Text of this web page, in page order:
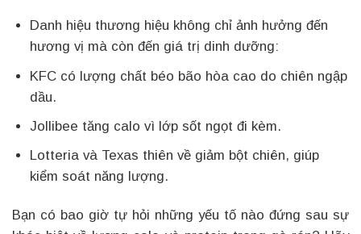
Danh hiệu thương hiệu không chỉ ảnh hưởng đến
hương vị mà còn đến giá trị dinh dưỡng:
KFC có lượng chất béo bão hòa cao do chiên ngập
dầu.
Jollibee tăng calo vì lớp sốt ngọt đi kèm.
Lotteria và Texas thiên về giảm bột chiên, giúp
kiểm soát năng lượng.
Bạn có bao giờ tự hỏi những yếu tố nào đứng sau sự